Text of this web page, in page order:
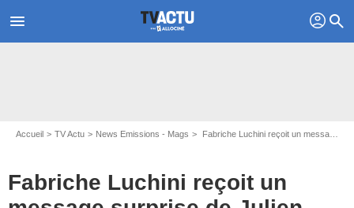
menu profil search
Accueil TV Actu News Emissions - Mags Fabriche Luchini reçoit un message surprise de Julien Tanti dans Télématin !
Fabriche Luchini reçoit un